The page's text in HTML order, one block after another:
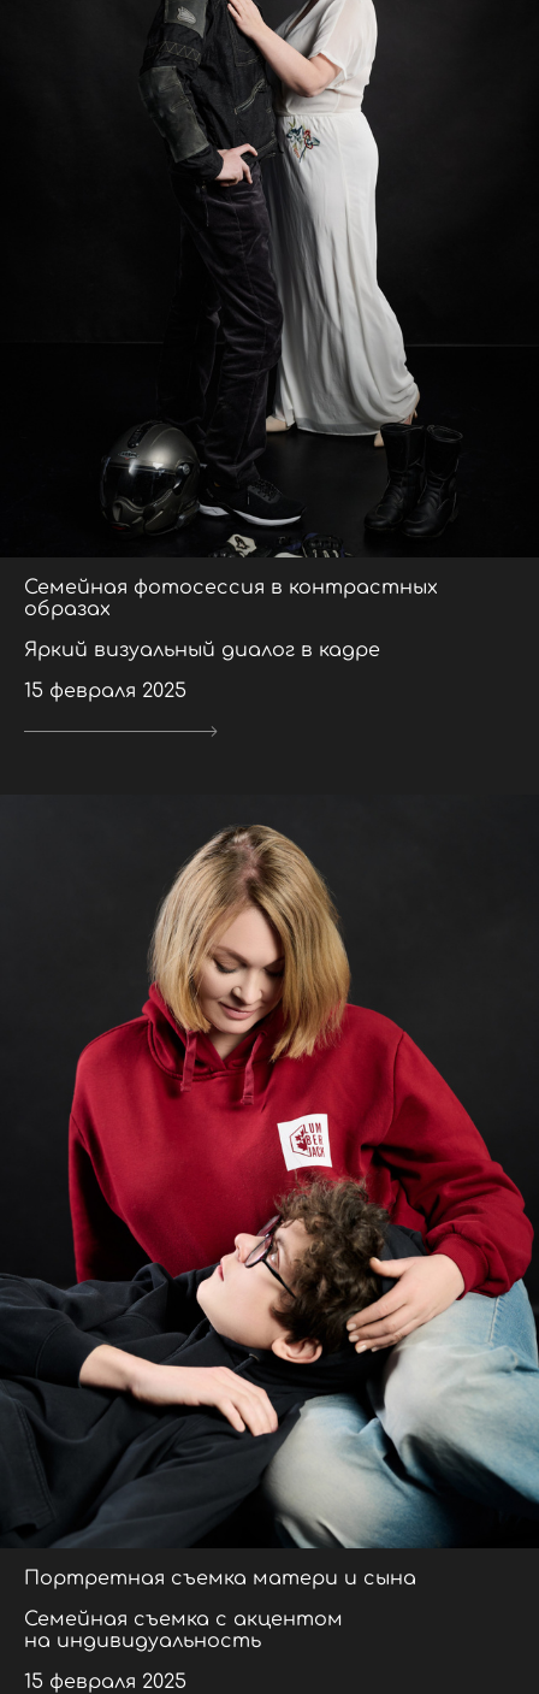
Семейная фотосессия в контрастных
образах
Яркий визуальный диалог в кадре
15 февраля 2025
Портретная съемка матери и сына
Семейная съемка с акцентом
на индивидуальность
15 февраля 2025